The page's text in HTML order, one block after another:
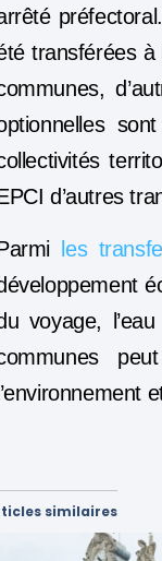
transférées à
d’autres
les
voyage,
l’environnement
similaires